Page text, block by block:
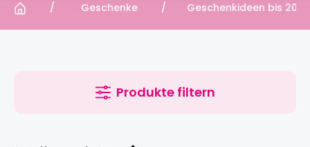
Geschenke Geschenkideen bis 20 €
Produkte filtern